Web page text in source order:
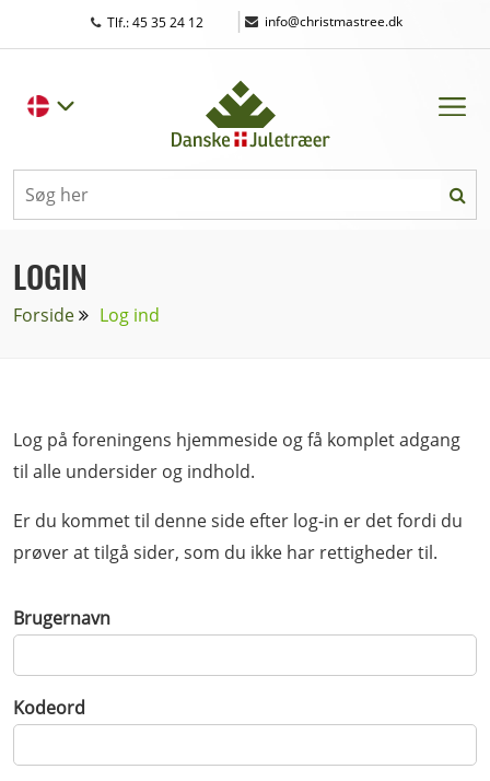
Tlf.: 45 35 24 12 | info@christmastree.dk
LOGIN
Forside Log ind
Log på foreningens hjemmeside og få komplet adgang
til alle undersider og indhold.
Er du kommet til denne side efter log-in er det fordi du
prøver at tilgå sider, som du ikke har rettigheder til.
Brugernavn
Kodeord